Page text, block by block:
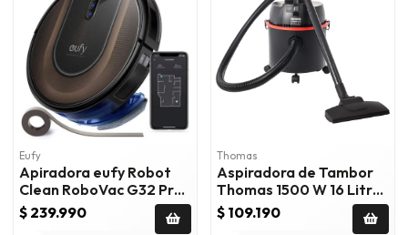
Eufy
Apiradora eufy Robot
Clean RoboVac G32 Pro
Negro
$ 239.990
Thomas
Aspiradora de Tambor
Thomas 1500 W 16 Litros
Junior 1516
$ 109.190